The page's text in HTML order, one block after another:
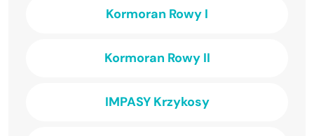
Kormoran Rowy I
Kormoran Rowy II
IMPASY Krzykosy